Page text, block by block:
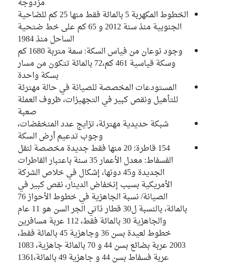
مزدوجة
الخطوط المكهربة 5 بالمائة فقط منها 25 كم للضاحية
الجنوبية منذ سنة 2012 و 65 كم على خط ضتحية
الساحل منذ 1984
وجود نوعان من فياس السكة: سمة متربة 1680 كم
وسكة قياسية 461 كم،72 بالمائة تتكون من مسار
بسكة واحدة
المستودعات المخصصة للصيانة في حالة مهترئة
للتأهيل ونقص كبير في التجهيزات، ظروف العملة
صعبة
شبكة حديدية مهترئة، تزايج عدد المنخفضات،
وجوب تدعيم أرض السكة
154 قاطرة: 20 منها فقط جديدة مخصصة لنقل
الفسفاط: معدل الأعمار 35 سنة باعتبار القاطرات
الجديدة و45 دونها، إشكال في خلاص الشركة
الأمريكية بسبب إنخفاض الدينار، نقص كبير في
الصيانة/ نسبة الجاهزية في خطوط الأحواز 76
بالمائة، بالنسبة ل30 قطار ذاتي الجر السن هو 11 عام
والجاهزية 30 بالمائة فقط، 112 عربة مسافرين
خطوط لعيدة بسن 36 وجاهزية 45 بالمائة فقط،
2003 عربة بضائع بسن 44 و 70 بالمائة جاهزية، 1083
عربة فسفاط بسن 44 و جاهزية 49 بالمائة،1361
Nesrine Laamari
Bloc de la Réforme
Marouan Falfel
Bloc Tahya Tounes
Imed Ouled Jebril
Bloc National
Leila Haddad
Bloc Démocrate